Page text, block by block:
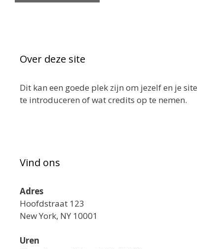
Over deze site
Dit kan een goede plek zijn om jezelf en je site
te introduceren of wat credits op te nemen.
Vind ons
Adres
Hoofdstraat 123
New York, NY 10001
Uren